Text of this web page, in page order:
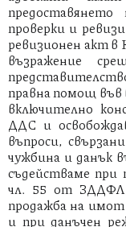
проверки и
ревизионен акт в
възражение
правна помощ във
включително
ДДС и
въпроси,
чужбина и данък
съдействаме при
чл. 55 от ЗДДФЛ,
продажба на
и при данъчен